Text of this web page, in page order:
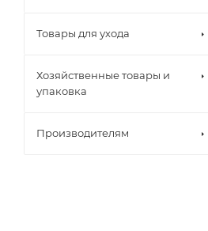
Товары для ухода
Хозяйственные товары и
упаковка
Производителям